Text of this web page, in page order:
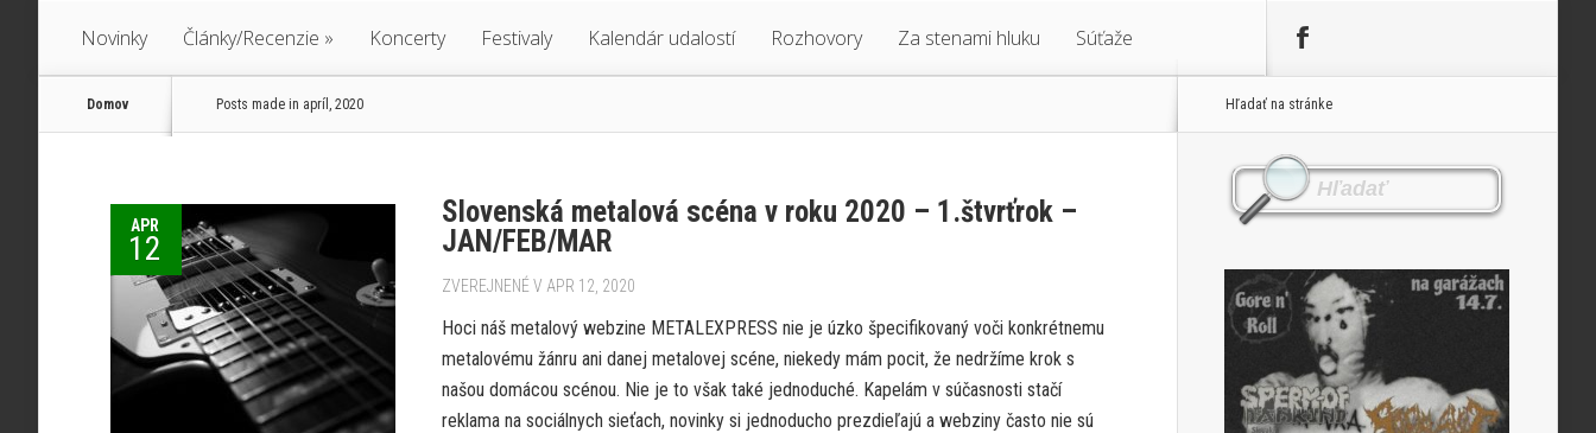
Novinky Články/Recenzie » Koncerty Festivaly Kalendár udalostí Rozhovory Za stenami hluku Súťaže
Domov Posts made in apríl, 2020
APR
12
Slovenská metalová scéna v roku 2020 – 1.štvrťrok –
JAN/FEB/MAR
ZVEREJNENÉ V APR 12, 2020
Hoci náš metalový webzine METALEXPRESS nie je úzko špecifikovaný voči konkrétnemu
metalovému žánru ani danej metalovej scéne, niekedy mám pocit, že nedržíme krok s
našou domácou scénou. Nie je to však také jednoduché. Kapelám v súčasnosti stačí
reklama na sociálnych sieťach, novinky si jednoducho prezdieľajú a webziny často nie sú
Hľadať na stránke